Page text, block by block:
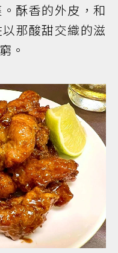
酥香的外皮，和
那酸甜交織的滋
。